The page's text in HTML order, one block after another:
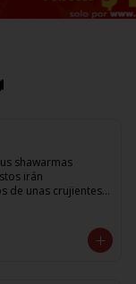
shawarmas
irán
de unas crujientes
(Promoción no
otras